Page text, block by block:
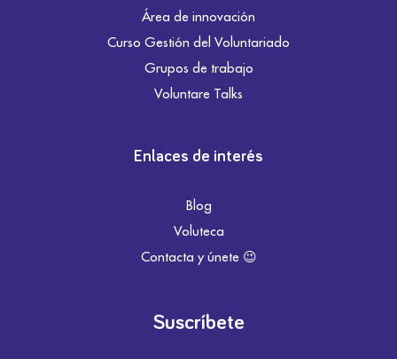
Área de innovación
Curso Gestión del Voluntariado
Grupos de trabajo
Voluntare Talks
Enlaces de interés
Blog
Voluteca
Contacta y únete 😉
Suscríbete